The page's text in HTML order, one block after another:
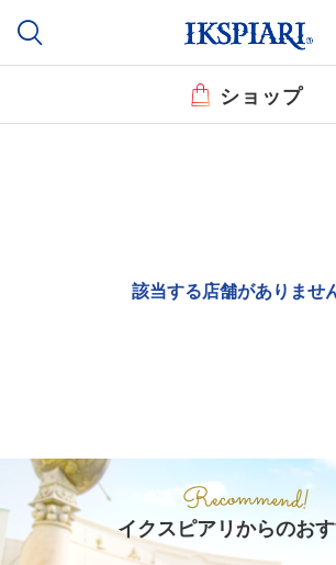
ショップ
該当する店舗がありませ
イクスピアリからのお